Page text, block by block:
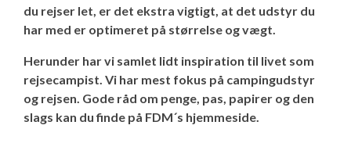
Adria Alpina
Adria Astella
Fendt Diamant
Next
Hobby Excellent
Hobby Prestige
Hobby Maxia
----------------------------------
Ny campingvogn - godt at vide
Lille campingvogn
Vil du sælge din campingvogn?
Adria Coral XL
Adria Coral
Adria Compact
Adria Twin
Ekstraudstyr
Internet i campingvognen
Aircondition og klimaanlæg
Campingplads - levering af varer
Pintrip - overnatning for autocampere
GRØN Virksomhed
du rejser let, er det ekstra vigtigt, at det udstyr du
har med er optimeret på størrelse og vægt.
Herunder har vi samlet lidt inspiration til livet som
rejsecampist. Vi har mest fokus på campingudstyr
og rejsen. Gode råd om penge, pas, papirer og den
slags kan du finde på FDM´s hjemmeside.